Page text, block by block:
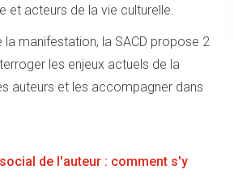
et acteurs de la vie culturelle.
la manifestation, la SACD propose 2
les enjeux actuels de la
auteurs et les accompagner dans
de l'auteur : comment s'y